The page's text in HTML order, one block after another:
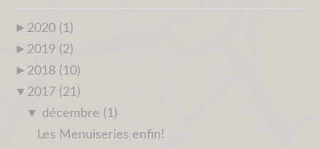
► 2020 (1)
► 2019 (2)
► 2018 (10)
▼ 2017 (21)
▼ décembre (1)
Les Menuiseries enfin!